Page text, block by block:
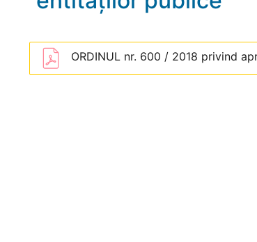
ORDINUL nr. 600 / 2018 privind